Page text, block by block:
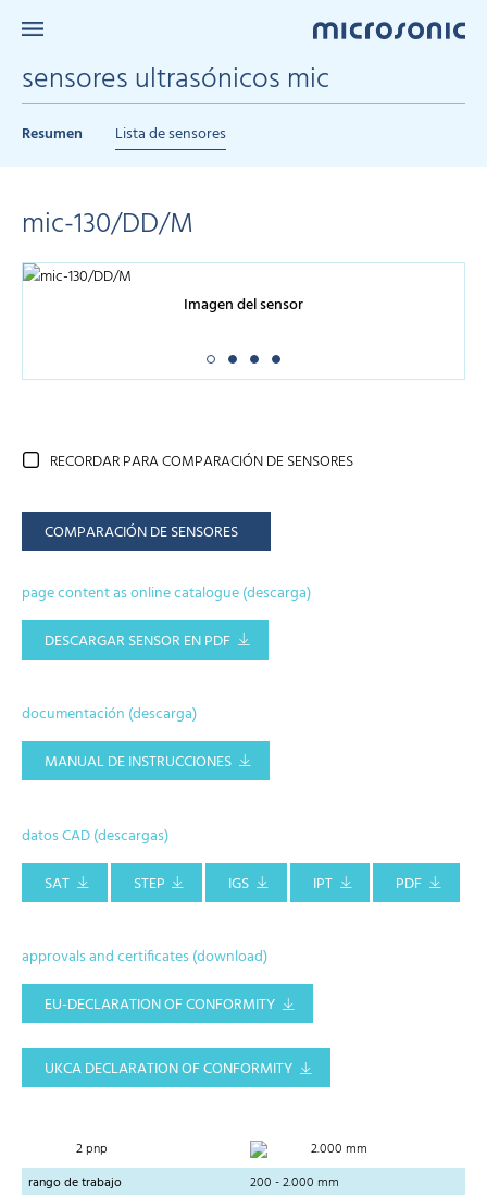
sensores ultrasónicos mic
Resumen Lista de sensores
mic-130/DD/M
Imagen del sensor
RECORDAR PARA COMPARACIÓN DE SENSORES
COMPARACIÓN DE SENSORES
page content as online catalogue (descarga)
DESCARGAR SENSOR EN PDF
documentación (descarga)
MANUAL DE INSTRUCCIONES
datos CAD (descargas)
SAT
STEP IGS IPT PDF
approvals and certificates (download)
EU-DECLARATION OF CONFORMITY
UKCA DECLARATION OF CONFORMITY
2 pnp
2.000 mm
rango de trabajo
200 - 2.000 mm